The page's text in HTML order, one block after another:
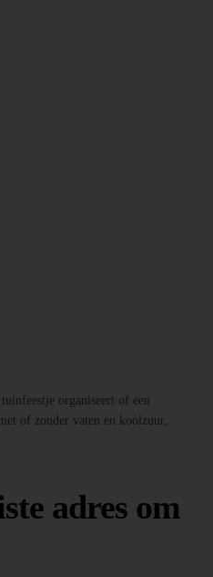
organiseert of een
of zonder vaten en koolzuur,
adres om